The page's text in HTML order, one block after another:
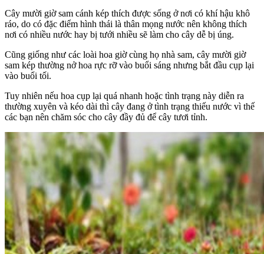
Cây mười giờ sam cánh kép thích được sống ở nơi có khí hậu khô
ráo, do có đặc điểm hình thái là thân mọng nước nên không thích
nơi có nhiều nước hay bị tưới nhiều sẽ làm cho cây dễ bị úng.
Cũng giống như các loài hoa giờ cùng họ nhà sam, cây mười giờ
sam kép thường nở hoa rực rỡ vào buổi sáng nhưng bắt đầu cụp lại
vào buổi tối.
Tuy nhiên nếu hoa cụp lại quá nhanh hoặc tình trạng này diễn ra
thường xuyên và kéo dài thì cây đang ở tình trạng thiếu nước vì thế
các bạn nên chăm sóc cho cây đầy đủ để cây tươi tỉnh.